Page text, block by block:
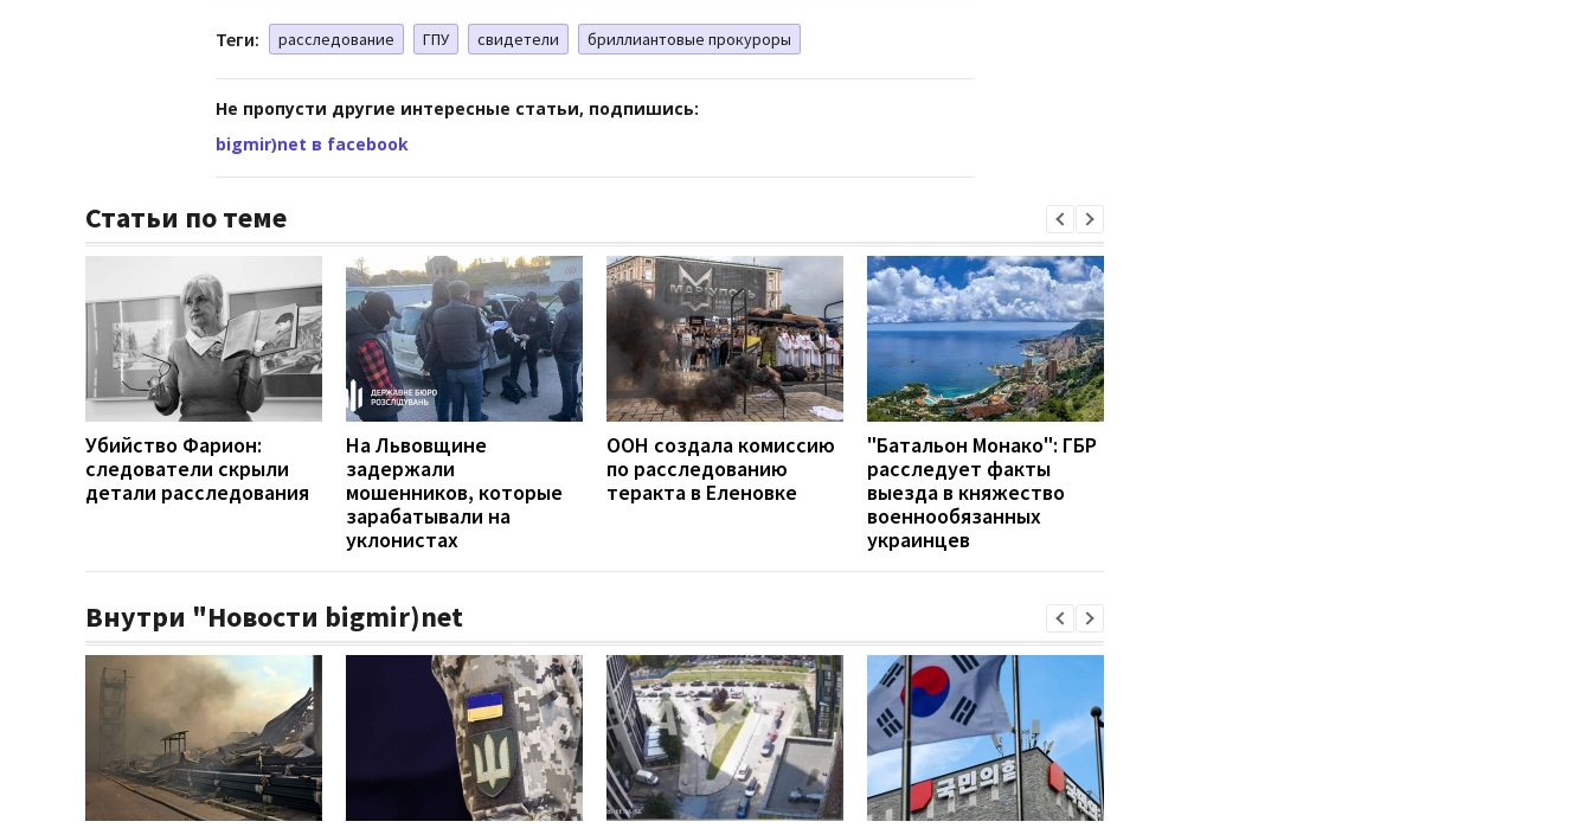
Теги: расследование ГПУ свидетели бриллиантовые прокуроры
Не пропусти другие интересные статьи, подпишись:
bigmir)net в facebook
Статьи по теме
Убийство Фарион:
следователи скрыли
детали расследования
На Львовщине
задержали
мошенников, которые
зарабатывали на
уклонистах
ООН создала комиссию
по расследованию
теракта в Еленовке
"Батальон Монако": ГБР
расследует факты
выезда в княжество
военнообязанных
украинцев
Внутри "Новости bigmir)net